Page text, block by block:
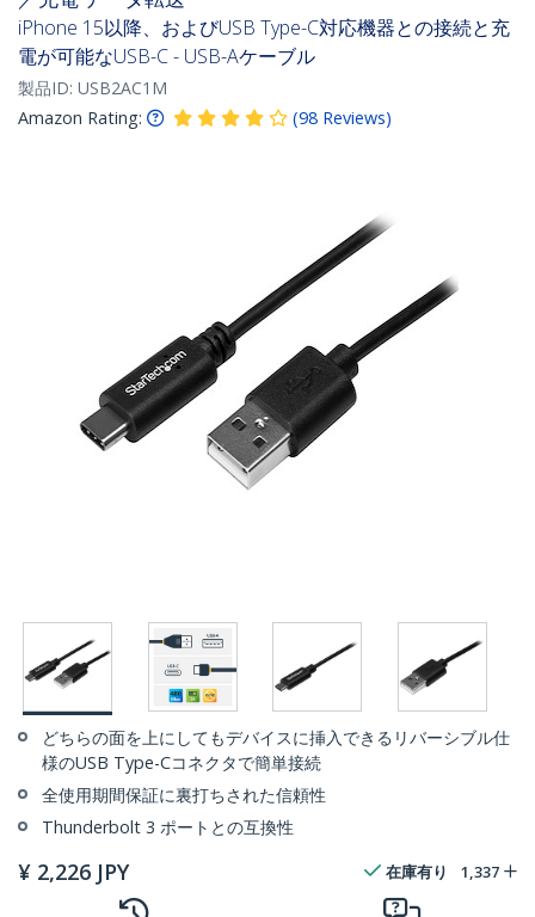
iPhone 15以降、およびUSB Type-C対応機器との接続と充
電が可能なUSB-C - USB-Aケーブル
製品ID: USB2AC1M
Amazon Rating:
(98 Reviews)
どちらの面を上にしてもデバイスに挿入できるリバーシブル仕
様のUSB Type-Cコネクタで簡単接続
全使用期間保証に裏打ちされた信頼性
Thunderbolt 3 ポートとの互換性
¥ 2,226 JPY 在庫有り 1,337